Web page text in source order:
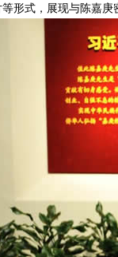
形式，展现与陈嘉